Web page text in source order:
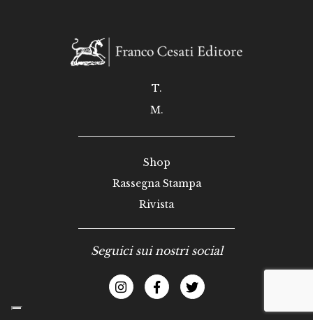
T.
M.
Shop
Rassegna Stampa
Rivista
Seguici sui nostri social